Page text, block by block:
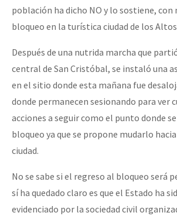
población ha dicho NO y lo sostiene, con
bloqueo en la turística ciudad de los Altos
Después de una nutrida marcha que
central de San Cristóbal, se instaló una
en el sitio donde esta mañana fue
donde permanecen sesionando para ver
acciones a seguir como el punto donde
bloqueo ya que se propone mudarlo
ciudad.
No se sabe si el regreso al bloqueo será
sí ha quedado claro es que el Estado ha
evidenciado por la sociedad civil